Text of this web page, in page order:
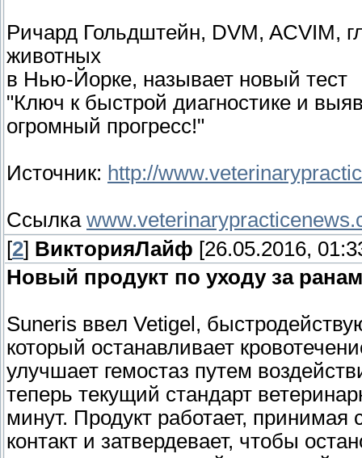
Ричард Гольдштейн, DVM, ACVIM,
животных
в Нью-Йорке, называет новый тест
"Ключ к быстрой диагностике и
огромный прогресс!"
Источник: http://
Ссылка
[2] ВикторияЛайф [26.05.2016,
Новый продукт по уходу за
Suneris ввел Vetigel,
который останавливает
улучшает гемостаз путем
теперь текущий стандарт
минут. Продукт работает, принимая
контакт и затвердевает, чтобы